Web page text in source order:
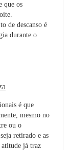
que os
de descanso é
durante o
é que
mesmo no
ou o
retirado e as
atitude já traz